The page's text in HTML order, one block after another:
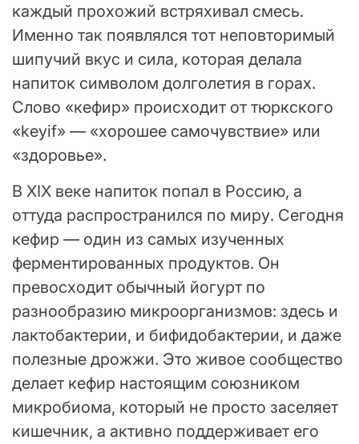
каждый прохожий встряхивал смесь.
Именно так появлялся тот неповторимый
шипучий вкус и сила, которая делала
напиток символом долголетия в горах.
Слово «кефир» происходит от тюркского
«keyif» — «хорошее самочувствие» или
«здоровье».
В XIX веке напиток попал в Россию, а
оттуда распространился по миру. Сегодня
кефир — один из самых изученных
ферментированных продуктов. Он
превосходит обычный йогурт по
разнообразию микроорганизмов: здесь и
лактобактерии, и бифидобактерии, и даже
полезные дрожжи. Это живое сообщество
делает кефир настоящим союзником
микробиома, который не просто заселяет
кишечник, а активно поддерживает его